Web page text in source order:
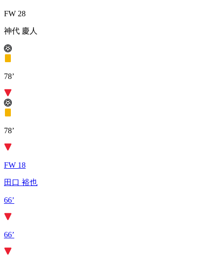
FW 28
神代 慶人
78’
78’
FW 18
田口 裕也
66’
66’